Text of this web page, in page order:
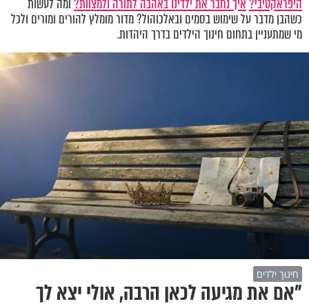
היפראקטיבי?איך נחבר את ילדינו באהבה לתורה ולמצוות?ומה לעשות
כשהבן מדבר על שימוש בסמים ובאלכוהול? מדור מומלץ להורים ומורים ולכל
מי שמתעניין בתחום חינוך הילדים בדרך היהדות.
חינוך ילדים
"אם את מגיעה לכאן הרבה, אולי יצא לך